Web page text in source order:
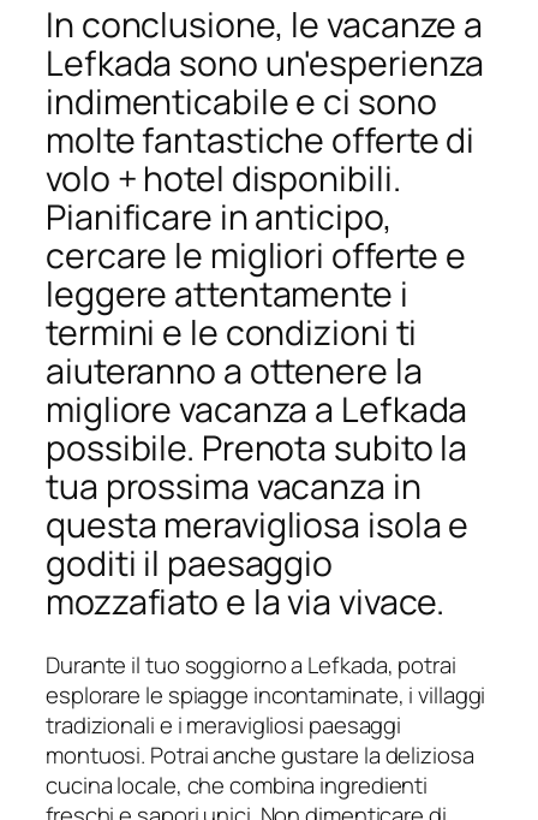
In conclusione, le vacanze a
Lefkada sono un'esperienza
indimenticabile e ci sono
molte fantastiche offerte di
volo + hotel disponibili.
Pianificare in anticipo,
cercare le migliori offerte e
leggere attentamente i
termini e le condizioni ti
aiuteranno a ottenere la
migliore vacanza a Lefkada
possibile. Prenota subito la
tua prossima vacanza in
questa meravigliosa isola e
goditi il paesaggio
mozzafiato e la via vivace.
Durante il tuo soggiorno a Lefkada, potrai
esplorare le spiagge incontaminate, i villaggi
tradizionali e i meravigliosi paesaggi
montuosi. Potrai anche gustare la deliziosa
cucina locale, che combina ingredienti